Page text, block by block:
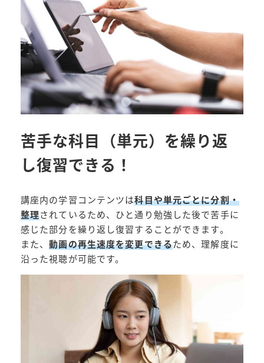
苦手な科目（単元）を繰り返
し復習できる！
講座内の学習コンテンツは科目や単元ごとに分割・
整理されているため、ひと通り勉強した後で苦手に
感じた部分を繰り返し復習することができます。
また、動画の再生速度を変更できるため、理解度に
沿った視聴が可能です。